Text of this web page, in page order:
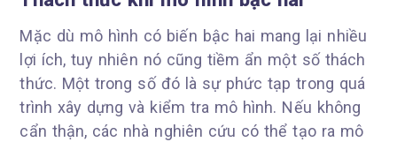
Mặc dù mô hình có biến bậc hai mang lại nhiều
lợi ích, tuy nhiên nó cũng tiềm ẩn một số thách
thức. Một trong số đó là sự phức tạp trong quá
trình xây dựng và kiểm tra mô hình. Nếu không
cẩn thận, các nhà nghiên cứu có thể tạo ra mô